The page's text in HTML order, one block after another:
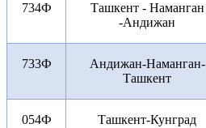
734Ф
Ташкент - Наманган
-Андижан
733Ф
Андижан-Наманган-
Ташкент
054Ф Ташкент-Кунград